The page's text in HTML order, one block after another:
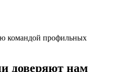
командой профильных
доверяют нам